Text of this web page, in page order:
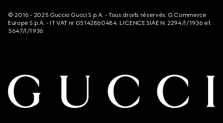
© 2016 - 2025 Guccio Gucci S.p.A. - Tous droits réservés. G Commerce
Europe S.p.A. - IT VAT nr 05142860484. LICENCE SIAE N. 2294/I/1936 et
5647/I/1936